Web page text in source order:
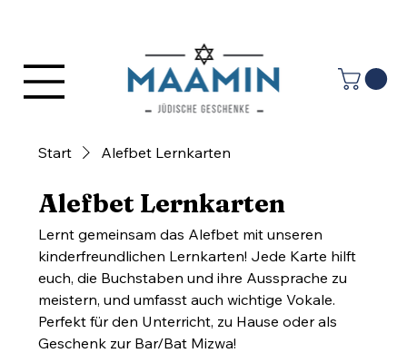
Start Alefbet Lernkarten
Alefbet Lernkarten
Lernt gemeinsam das Alefbet mit unseren
kinderfreundlichen Lernkarten! Jede Karte hilft
euch, die Buchstaben und ihre Aussprache zu
meistern, und umfasst auch wichtige Vokale.
Perfekt für den Unterricht, zu Hause oder als
Geschenk zur Bar/Bat Mizwa!